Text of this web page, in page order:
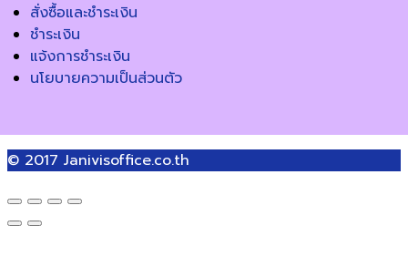
สั่งซื้อและชำระเงิน
ชำระเงิน
แจ้งการชำระเงิน
นโยบายความเป็นส่วนตัว
© 2017 Janivisoffice.co.th